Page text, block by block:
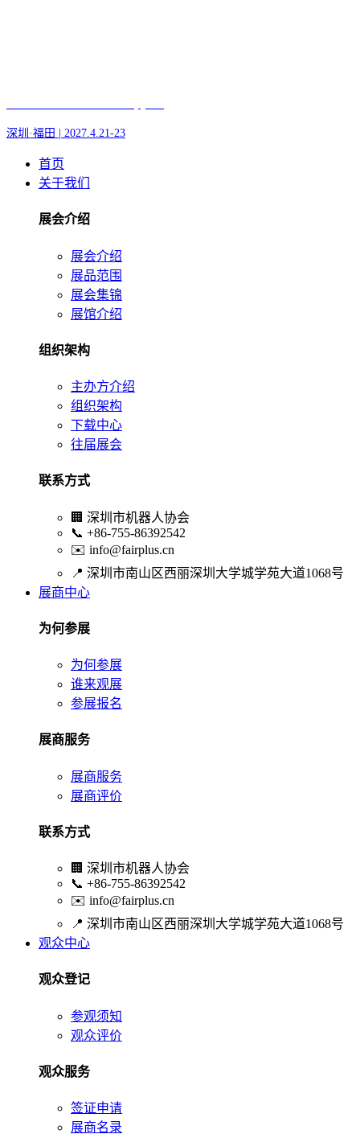
深圳·福田 | 2027.4.21-23
首页
关于我们
展会介绍
展会介绍
展品范围
展会集锦
展馆介绍
组织架构
主办方介绍
组织架构
下载中心
往届展会
联系方式
🏢 深圳市机器人协会
📞 +86-755-86392542
✉️ info@fairplus.cn
📍 深圳市南山区西丽深圳大学城学苑大道1068号
展商中心
为何参展
为何参展
谁来观展
参展报名
展商服务
展商服务
展商评价
联系方式
🏢 深圳市机器人协会
📞 +86-755-86392542
✉️ info@fairplus.cn
📍 深圳市南山区西丽深圳大学城学苑大道1068号
观众中心
观众登记
参观须知
观众评价
观众服务
签证申请
展商名录